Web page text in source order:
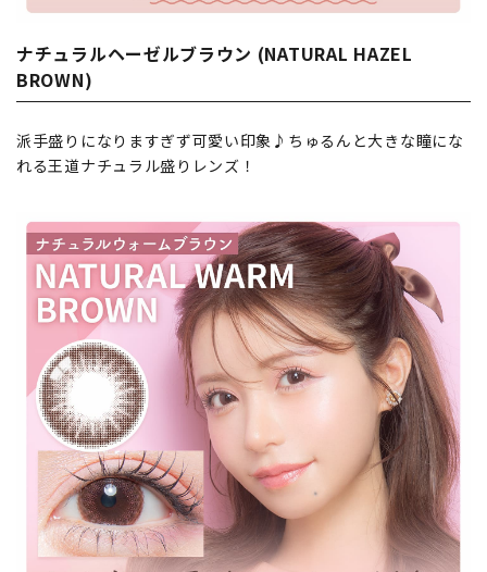
ナチュラルヘーゼルブラウン (NATURAL HAZEL
BROWN)
派手盛りになりますぎず可愛い印象♪ちゅるんと大きな瞳にな
れる王道ナチュラル盛りレンズ！